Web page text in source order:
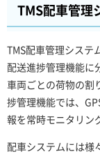
TMS配車管理
TMS配車管理システ
配送進捗管理機能に
車両ごとの荷物の割
捗管理機能では、
報を常時モニタリン
配車システムには様